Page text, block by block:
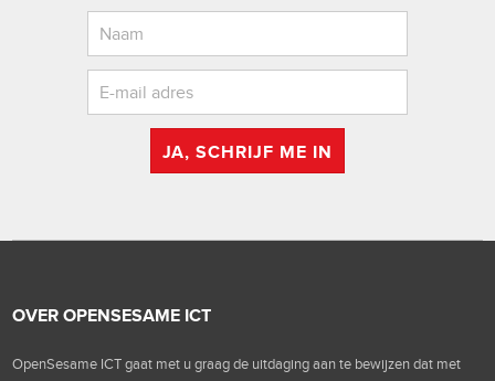
JA, SCHRIJF ME IN
OVER OPENSESAME ICT
OpenSesame ICT gaat met u graag de uitdaging aan te bewijzen dat met